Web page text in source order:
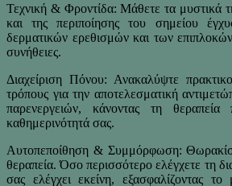
Τεχνική & Φροντίδα: Μάθετε τα μυστικά
και της περιποίησης του σημείου
δερματικών ερεθισμών και των
συνήθειες.
Διαχείριση Πόνου: Ανακαλύψτε
τρόπους για την αποτελεσματική
παρενεργειών, κάνοντας τη
καθημερινότητά σας.
Αυτοπεποίθηση & Συμμόρφωση:
θεραπεία. Όσο περισσότερο ελέγχετε τη
σας ελέγχει εκείνη, εξασφαλίζοντας